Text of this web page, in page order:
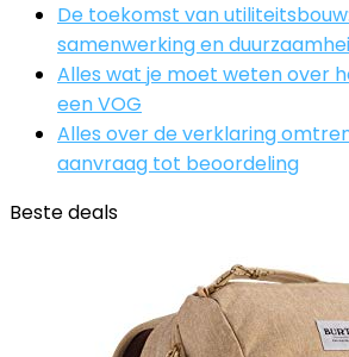
De toekomst van
samenwerking en
Alles wat je moet weten over
een VOG
Alles over de verklaring
aanvraag tot beoordeling
Beste deals